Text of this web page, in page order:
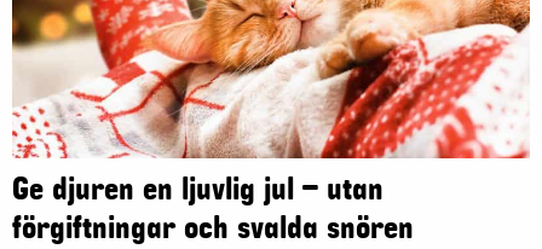
Ge djuren en ljuvlig jul – utan
förgiftningar och svalda snören